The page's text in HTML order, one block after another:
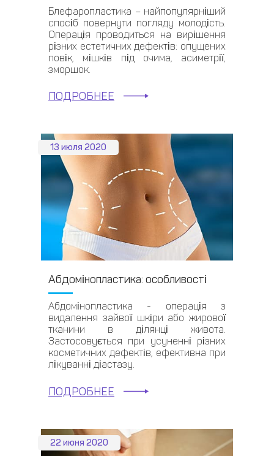
Блефаропластика – найпопулярніший
спосіб повернути погляду молодість.
Операція проводиться на вирішення
різних естетичних дефектів: опущених
повік, мішків під очима, асиметрії,
зморшок.
ПОДРОБНЕЕ
13 июля 2020
Абдомінопластика: особливості
Абдомінопластика - операція з
видалення зайвої шкіри або жирової
тканини в ділянці живота.
Застосовується при усуненні різних
косметичних дефектів, ефективна при
лікуванні діастазу.
ПОДРОБНЕЕ
22 июня 2020